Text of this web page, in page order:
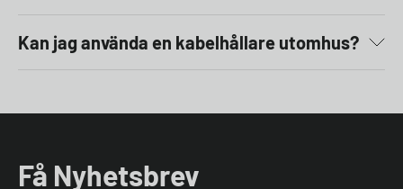
Kan jag använda en kabelhållare utomhus?
Få Nyhetsbrev